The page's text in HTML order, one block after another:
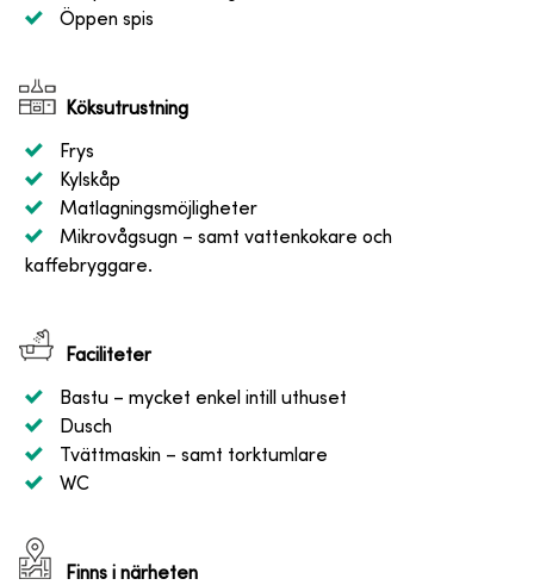
Öppen spis
Köksutrustning
Frys
Kylskåp
Matlagningsmöjligheter
Mikrovågsugn – samt vattenkokare och
kaffebryggare.
Faciliteter
Bastu – mycket enkel intill uthuset
Dusch
Tvättmaskin – samt torktumlare
WC
Finns i närheten